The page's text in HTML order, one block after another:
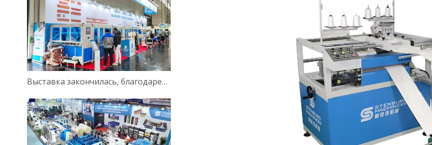
Выставка закончилась, благодарен за встречу!